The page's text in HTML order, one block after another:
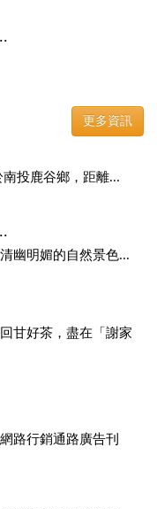
更多資訊
南投鹿谷鄉，距離...
幽明媚的自然景色...
甘好茶，盡在「謝家
路行銷通路廣告刊
面優惠中....